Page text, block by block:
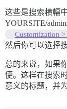
这些是搜索横幅
YOURSITE/
Customization
然后你可以选择
总的来说，如果
便。这样在搜索
意义的标题，并